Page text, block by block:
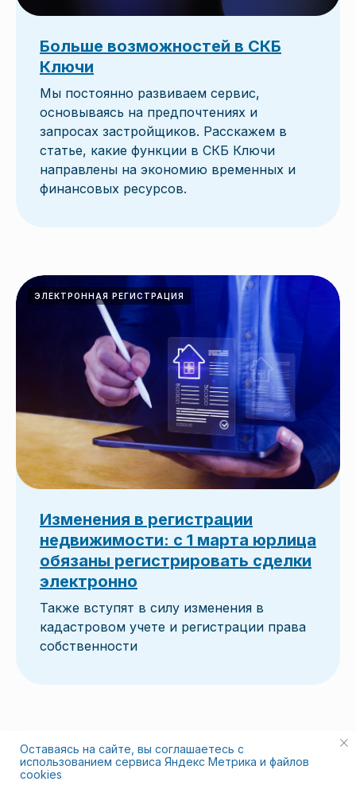
Оставаясь на сайте, вы соглашаетесь с
использованием сервиса Яндекс Метрика и файлов
cookies
Больше возможностей в СКБ
Ключи
Мы постоянно развиваем сервис,
основываясь на предпочтениях и
запросах застройщиков. Расскажем в
статье, какие функции в СКБ Ключи
направлены на экономию временных и
финансовых ресурсов.
ЭЛЕКТРОННАЯ РЕГИСТРАЦИЯ
Изменения в регистрации
недвижимости: с 1 марта юрлица
обязаны регистрировать сделки
электронно
Также вступят в силу изменения в
кадастровом учете и регистрации права
собственности
ГЕОГРАФ